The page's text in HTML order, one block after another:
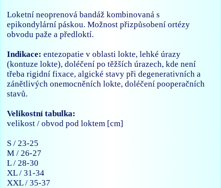
Loketní neoprenová bandáž kombinovaná s
epikondylární páskou. Možnost přizpůsobení ortézy
obvodu paže a předloktí.
Indikace: entezopatie v oblasti lokte, lehké úrazy
(kontuze lokte), doléčení po těžších úrazech, kde není
třeba rigidní fixace, algické stavy při degenerativních a
zánětlivých onemocněních lokte, doléčení pooperačních
stavů.
Velikostní tabulka:
velikost / obvod pod loktem [cm]
S / 23-25
M / 26-27
L / 28-30
XL / 31-34
XXL / 35-37